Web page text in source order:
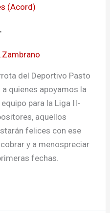
del Deportivo Pasto
quienes apoyamos la
para la Liga II-
aquellos
felices con ese
y a menospreciar
fechas.